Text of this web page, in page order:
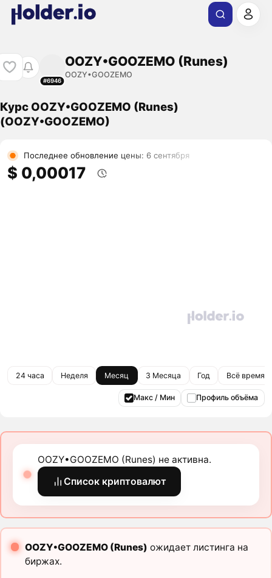
#6946
OOZY•GOOZEMO (Runes)
OOZY•GOOZEMO
Курс OOZY•GOOZEMO (Runes)
(OOZY•GOOZEMO)
Последнее обновление цены: 6 сентября
$ 0,00017
24 часа Неделя Месяц 3 Месяца Год Всё время
Макс / Мин Профиль объёма
OOZY•GOOZEMO (Runes) не активна.
Список криптовалют
OOZY•GOOZEMO (Runes) ожидает листинга на
биржах.